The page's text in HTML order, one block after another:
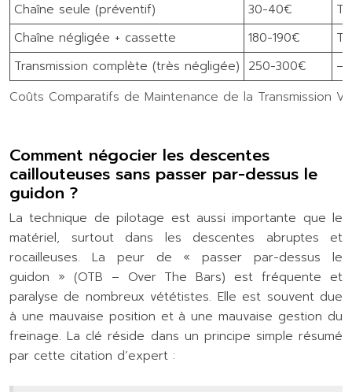
Coûts Comparatifs de Maintenance de la Transmission
Chaîne seule (préventif)
30-40€
Chaîne négligée + cassette
180-190€
Transmission complète (très négligée) 250-300€ –
Comment négocier les descentes
caillouteuses sans passer par-dessus le
guidon ?
La technique de pilotage est aussi importante que le
matériel, surtout dans les descentes abruptes et
rocailleuses. La peur de « passer par-dessus le
guidon » (OTB – Over The Bars) est fréquente et
paralyse de nombreux vététistes. Elle est souvent due
à une mauvaise position et à une mauvaise gestion du
freinage. La clé réside dans un principe simple résumé
par cette citation d’expert :